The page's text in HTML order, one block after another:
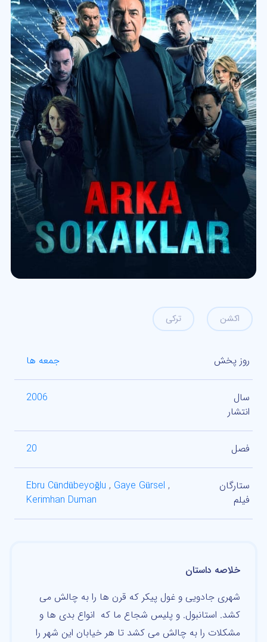
اکشن ترکی
روز پخش جمعه ها
سال
انتشار
2006
فصل 20
ستارگان
فیلم
Ebru Cündübeyoğlu , Gaye Gürsel ,
Kerimhan Duman
خلاصه داستان
شهری جادویی و غول پیکر که قرن ها را به چالش می
کشد. استانبول. و پلیس شجاع ما که انواع بدی ها و
مشکلات را به چالش می کشد تا هر خیابان این شهر را